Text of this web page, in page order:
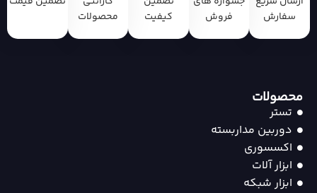
سفارش
فروش
کیفیت
محصولات
محصولات
تستر
دوربین مداربسته
اکسسوری
ابزار آلات
ابزار شبکه